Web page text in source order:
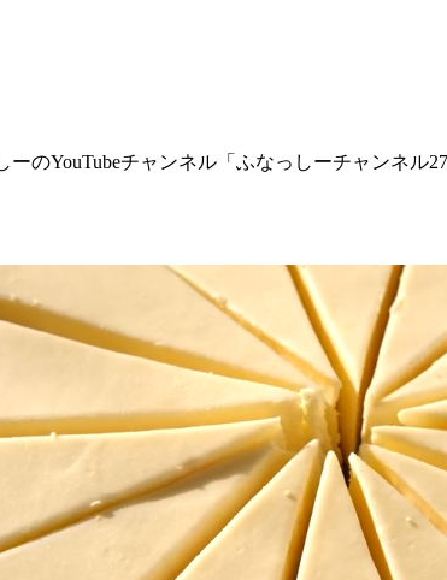
のYouTubeチャンネル「ふなっしーチャンネ